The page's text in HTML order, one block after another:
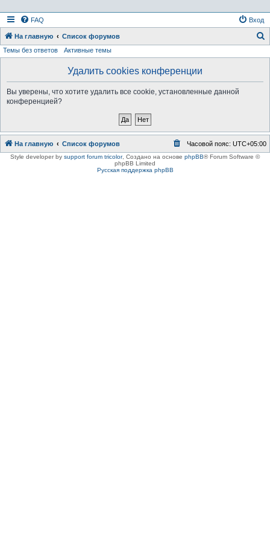
FAQ Вход
На главную Список форумов
Темы без ответов Активные темы
Удалить cookies конференции
Вы уверены, что хотите удалить все cookie, установленные данной
конференцией?
На главную Список форумов Часовой пояс: UTC+05:00
Style developer by support forum tricolor, Создано на основе phpBB® Forum Software ©
phpBB Limited
Русская поддержка phpBB